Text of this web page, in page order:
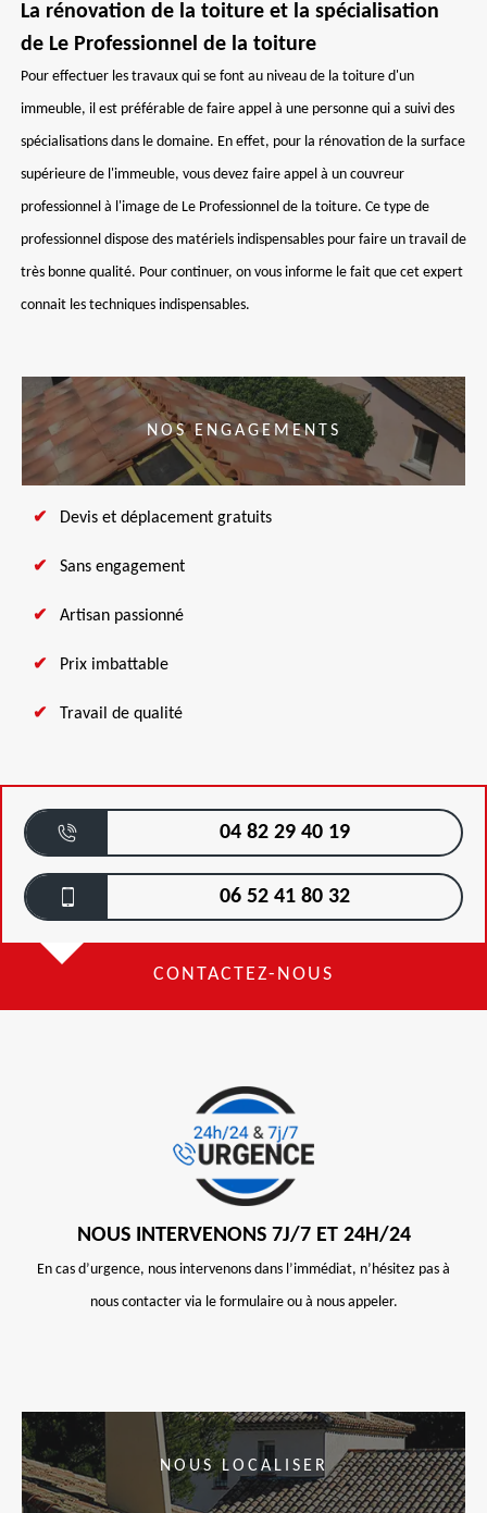
La rénovation de la toiture et la spécialisation
de Le Professionnel de la toiture
Pour effectuer les travaux qui se font au niveau de la toiture d'un
immeuble, il est préférable de faire appel à une personne qui a suivi des
spécialisations dans le domaine. En effet, pour la rénovation de la surface
supérieure de l'immeuble, vous devez faire appel à un couvreur
professionnel à l'image de Le Professionnel de la toiture. Ce type de
professionnel dispose des matériels indispensables pour faire un travail de
très bonne qualité. Pour continuer, on vous informe le fait que cet expert
connait les techniques indispensables.
NOS ENGAGEMENTS
Devis et déplacement gratuits
Sans engagement
Artisan passionné
Prix imbattable
Travail de qualité
04 82 29 40 19
06 52 41 80 32
CONTACTEZ-NOUS
NOUS INTERVENONS 7J/7 ET 24H/24
En cas d’urgence, nous intervenons dans l’immédiat, n’hésitez pas à
nous contacter via le formulaire ou à nous appeler.
NOUS LOCALISER